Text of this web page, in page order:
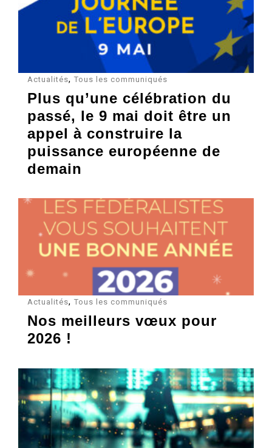
Actualités, Tous les communiqués
Plus qu’une célébration du
passé, le 9 mai doit être un
appel à construire la
puissance européenne de
demain
Actualités, Tous les communiqués
Nos meilleurs vœux pour
2026 !